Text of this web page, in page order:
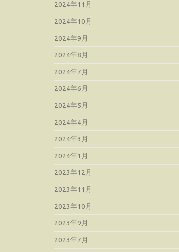
2024年11月
2024年10月
2024年9月
2024年8月
2024年7月
2024年6月
2024年5月
2024年4月
2024年3月
2024年1月
2023年12月
2023年11月
2023年10月
2023年9月
2023年7月